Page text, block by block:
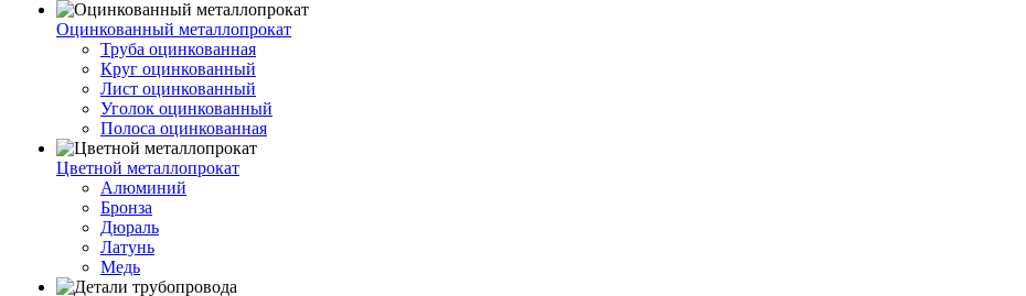
Оцинкованный металлопрокат
Труба оцинкованная
Круг оцинкованный
Лист оцинкованный
Уголок оцинкованный
Полоса оцинкованная
Цветной металлопрокат
Алюминий
Бронза
Дюраль
Латунь
Медь